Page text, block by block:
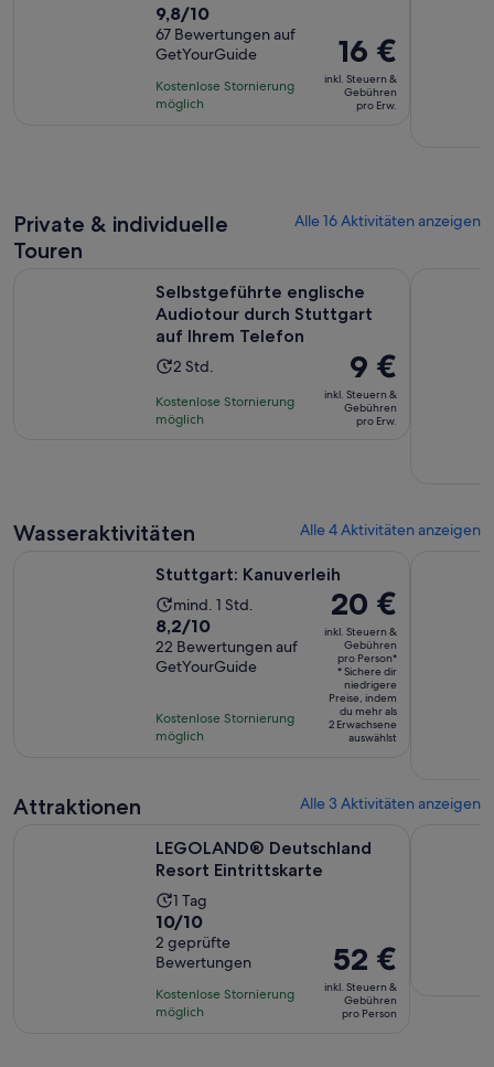
9.8
von
10,
basierend
auf
9,8/10
67 Bewertungen auf
GetYourGuide
Kostenlose Stornierung
möglich
Der
Preis
beträgt
16 €
16 €
inkl. Steuern &
Gebühren
pro Erw.
Private & individuelle
Touren
Alle 16 Aktivitäten anzeigen
Selbstgeführte englische
Audiotour durch Stuttgart
auf Ihrem Telefon
Die
dauert
2 Std.
Kostenlose Stornierung
möglich
Der
Preis
beträgt
9 €
9 €
inkl. Steuern &
Gebühren
pro Erw.
Wasseraktivitäten Alle 4 Aktivitäten anzeigen
Stuttgart: Kanuverleih
Die
Aktivität
dauert
1 Stunde
mind. 1 Std.
8.2
von
10,
auf
22
8,2/10
22 Bewertungen auf
GetYourGuide
Kostenlose Stornierung
möglich
Der
Preis
beträgt
20 €
pro
Person*
20 €
inkl. Steuern &
Gebühren
pro Person*
* Sichere dir
niedrigere
Preise, indem
du mehr als
2 Erwachsene
auswählst
Attraktionen Alle 3 Aktivitäten anzeigen
LEGOLAND® Deutschland
Resort Eintrittskarte
Die
Aktivität
dauert
1 Tag
1 Tag
10.0
von
10,
basierend
auf
10/10
2 geprüfte
Bewertungen
Kostenlose Stornierung
möglich
Der
Preis
beträgt
52 €
52 €
inkl. Steuern &
Gebühren
pro Person
LEGOLAND® Deutschland Resort Eintrittskarte